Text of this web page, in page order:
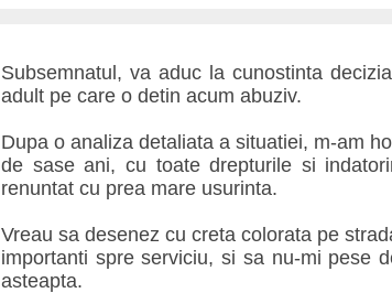
Subsemnatul, va aduc la cunostinta
adult pe care o detin acum abuziv.
Dupa o analiza detaliata a situatiei, m-am
de sase ani, cu toate drepturile si
renuntat cu prea mare usurinta.
Vreau sa desenez cu creta colorata pe
importanti spre serviciu, si sa nu-mi pese
asteapta.